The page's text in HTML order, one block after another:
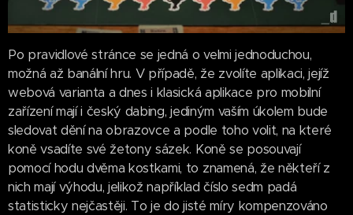
Po pravidlové stránce se jedná o velmi jednoduchou,
možná až banální hru. V případě, že zvolíte aplikaci, jejíž
webová varianta a dnes i klasická aplikace pro mobilní
zařízení mají i český dabing, jediným vaším úkolem bude
sledovat dění na obrazovce a podle toho volit, na které
koně vsadíte své žetony sázek. Koně se posouvají
pomocí hodu dvěma kostkami, to znamená, že někteří z
nich mají výhodu, jelikož například číslo sedm padá
statisticky nejčastěji. To je do jisté míry kompenzováno